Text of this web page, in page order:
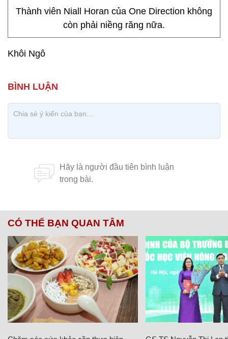
Thành viên Niall Horan của One Direction không
còn phải niềng răng nữa.
Khôi Ngô
CÓ THỂ BẠN QUAN TÂM